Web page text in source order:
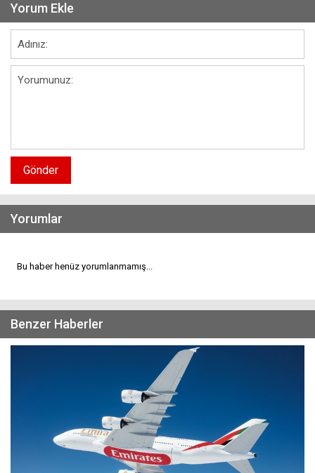
Yorum Ekle
Gönder
Yorumlar
Bu haber henüz yorumlanmamış...
Benzer Haberler